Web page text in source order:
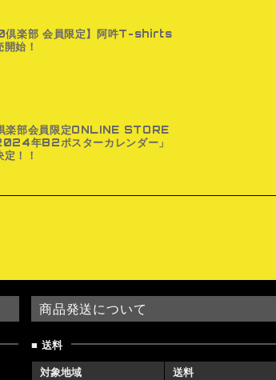
倶楽部 会員限定】阿吽T-shirts
始！
楽部会員限定ONLINE STORE
年B2ポスターカレンダー」
！！
商品発送について
送料
対象地域
送料